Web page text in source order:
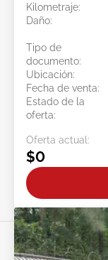
Kilometraje:
Daño:
Tipo de
documento:
Ubicación:
Fecha de venta:
Estado de la
oferta:
Oferta actual:
$0